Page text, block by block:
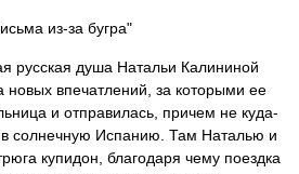
из-за бугра"
русская душа Натальи Калининой
новых впечатлений, за которыми ее
и отправилась, причем не куда-
в солнечную Испанию. Там Наталью и
купидон, благодаря чему поездка